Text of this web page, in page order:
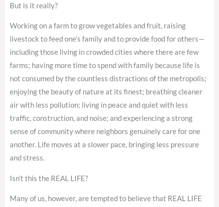
But is it really?
Working on a farm to grow vegetables and fruit, raising
livestock to feed one’s family and to provide food for others—
including those living in crowded cities where there are few
farms; having more time to spend with family because life is
not consumed by the countless distractions of the metropolis;
enjoying the beauty of nature at its finest; breathing cleaner
air with less pollution; living in peace and quiet with less
traffic, construction, and noise; and experiencing a strong
sense of community where neighbors genuinely care for one
another. Life moves at a slower pace, bringing less pressure
and stress.
Isn’t this the REAL LIFE?
Many of us, however, are tempted to believe that REAL LIFE